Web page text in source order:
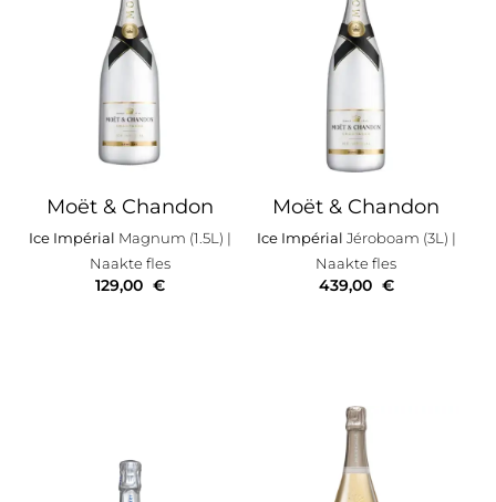
Moët & Chandon
Ice Impérial Magnum (1.5L) |
Naakte fles
129,00 €
Moët & Chandon
Ice Impérial Jéroboam (3L) |
Naakte fles
439,00 €